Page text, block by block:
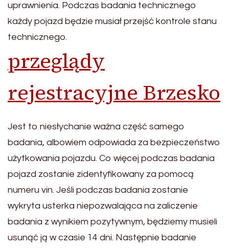
uprawnienia. Podczas badania technicznego
każdy pojazd będzie musiał przejść kontrole stanu
technicznego.
przeglądy
rejestracyjne Brzesko
Jest to niesłychanie ważna część samego
badania, albowiem odpowiada za bezpieczeństwo
użytkowania pojazdu. Co więcej podczas badania
pojazd zostanie zidentyfikowany za pomocą
numeru vin. Jeśli podczas badania zostanie
wykryta usterka niepozwalająca na zaliczenie
badania z wynikiem pozytywnym, będziemy musieli
usunąć ją w czasie 14 dni. Następnie badanie